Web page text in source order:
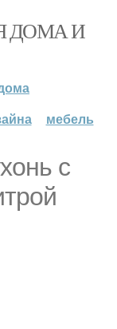
ДОМА И
мебель
с